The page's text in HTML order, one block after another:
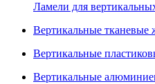
Ламели для
Вертикальные тканевые
Вертикальные
Вертикальные